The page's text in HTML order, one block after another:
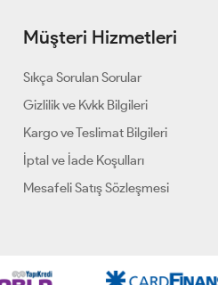
Müşteri Hizmetleri
Sıkça Sorulan Sorular
Gizlilik ve Kvkk Bilgileri
Kargo ve Teslimat Bilgileri
İptal ve İade Koşulları
Mesafeli Satış Sözleşmesi